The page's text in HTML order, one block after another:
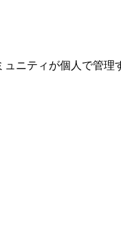
ニティが個人で管理